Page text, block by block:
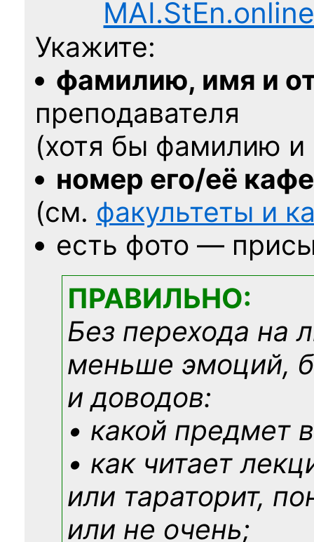
Укажите:
фамилию, имя и
преподавателя
(хотя бы фамилию
номер его/её
(см. факультеты и
есть фото —
ПРАВИЛЬНО:
Без перехода на
меньше эмоций,
и доводов:
• какой предмет
• как читает
или тараторит,
или не очень;